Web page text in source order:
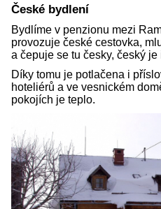
České bydlení
Bydlíme v penzionu mezi
provozuje české cestovka,
a čepuje se tu česky, český
Díky tomu je potlačena i
hoteliérů a ve vesnickém
pokojích je teplo.